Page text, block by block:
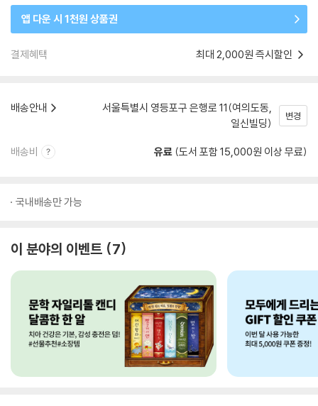
앱 다운 시 1천원 상품권
결제혜택 최대 2,000원 즉시할인
배송안내
서울특별시 영등포구 은행로 11(여의도동,
일신빌딩)
변경
배송비 유료 (도서 포함 15,000원 이상 무료)
국내배송만 가능
이 분야의 이벤트 7